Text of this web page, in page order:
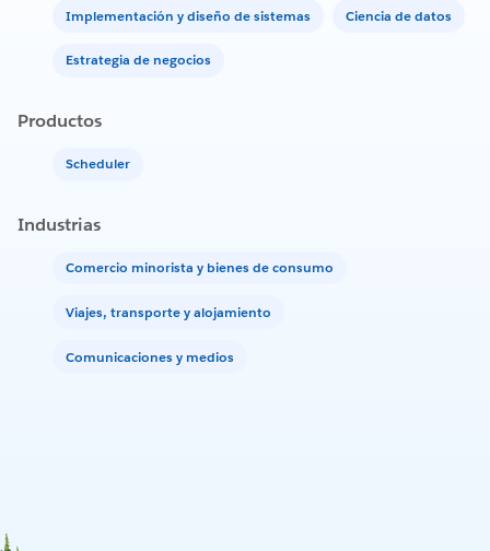
Implementación y diseño de sistemas Ciencia de datos
Estrategia de negocios
Productos
Scheduler
Industrias
Comercio minorista y bienes de consumo
Viajes, transporte y alojamiento
Comunicaciones y medios